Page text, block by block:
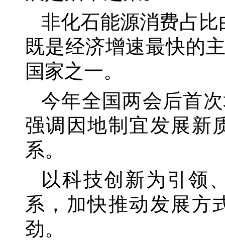
非化石能源消费占比
既是经济增速最快的
国家之一。
今年全国两会后首
强调因地制宜发展新
系。
以科技创新为引领
系，加快推动发展方
劲。